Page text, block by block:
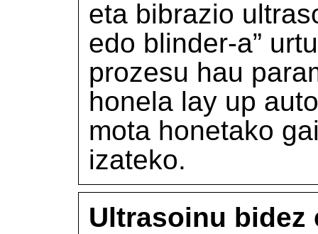
eta bibrazio
edo blinder-a”
prozesu hau
honela lay up
mota honetako
izateko.
Ultrasoinu bidez